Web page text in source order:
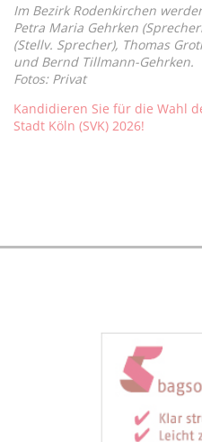
Im Bezirk Rodenkirchen
Petra Maria Gehrken
(Stellv. Sprecher), Thomas
und Bernd Tillmann-Gehrken.
Fotos: Privat
Kandidieren Sie für die Wahl
Stadt Köln (SVK) 2026!